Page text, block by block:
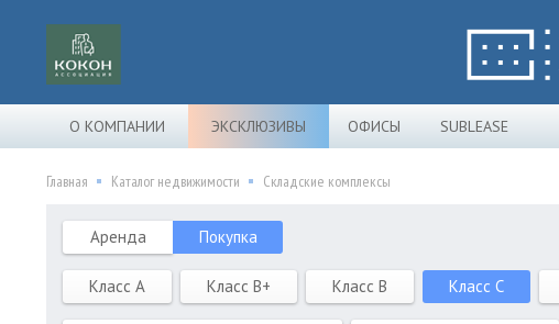
О КОМПАНИИ ЭКСКЛЮЗИВЫ ОФИСЫ SUBLEASE
Главная Каталог недвижимости Складские комплексы
Аренда Покупка
Класс A Класс B+ Класс B Класс C